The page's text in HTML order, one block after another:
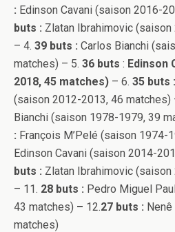
: Edinson Cavani (saison 2016-
buts : Zlatan Ibrahimovic
– 4. 39 buts : Carlos Bianchi
matches) – 5. 36 buts : Edinson
2018, 45 matches) – 6. 35 buts :
(saison 2012-2013, 46 matches)
Bianchi (saison 1978-1979, 39
: François M’Pelé (saison 1974-
Edinson Cavani (saison 2014-
buts : Zlatan Ibrahimovic
– 11. 28 buts : Pedro Miguel
43 matches) – 12.27 buts :
matches)